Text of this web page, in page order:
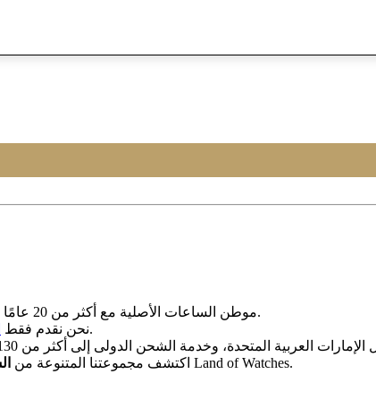
Land of Watches، موطن الساعات الأصلیة مع أکثر من 20 عامًا من الخبرة فی بیع الساعات عبر الإنترنت.
نحن نقدم فقطمن أرقى العلامات التجاریة العالمیة.
اکتشف مجموعتنا المتنوعة من ، واختر ساعتک المثالیة الیوم من Land of Watches.